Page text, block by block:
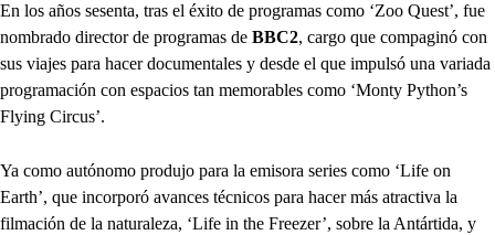
En los años sesenta, tras el éxito de programas como ‘Zoo Quest’, fue
nombrado director de programas de BBC2, cargo que compaginó con
sus viajes para hacer documentales y desde el que impulsó una variada
programación con espacios tan memorables como ‘Monty Python’s
Flying Circus’.
Ya como autónomo produjo para la emisora series como ‘Life on
Earth’, que incorporó avances técnicos para hacer más atractiva la
filmación de la naturaleza, ‘Life in the Freezer’, sobre la Antártida, y